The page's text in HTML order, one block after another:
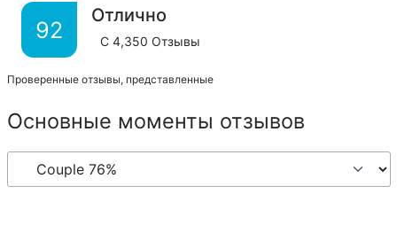
92
Отлично
С 4,350 Отзывы
Проверенные отзывы, представленные
Основные моменты отзывов